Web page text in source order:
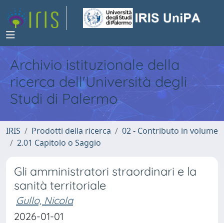
Archivio istituzionale della
ricerca dell'Università degli
Studi di Palermo
IRIS Prodotti della ricerca
02 - Contributo in volume
2.01 Capitolo o Saggio
Gli amministratori straordinari e la
sanità territoriale
Gullo, Nicola
2026-01-01